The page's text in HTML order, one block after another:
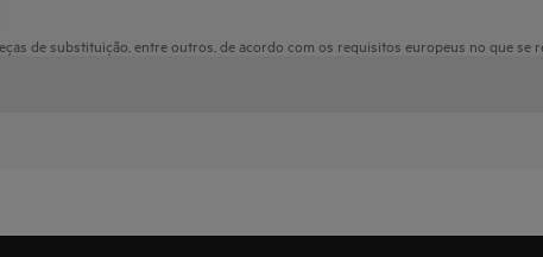
de substituição, entre outros, de acordo com os requisitos europeus no que se